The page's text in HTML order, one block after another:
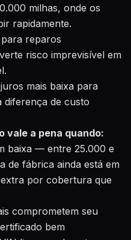
milhas, onde os
rapidamente.
reparos
risco imprevisível em
mais baixa para
diferença de custo
vale a pena quando:
baixa — entre 25.000 e
de fábrica ainda está em
por cobertura que
comprometem seu
bem